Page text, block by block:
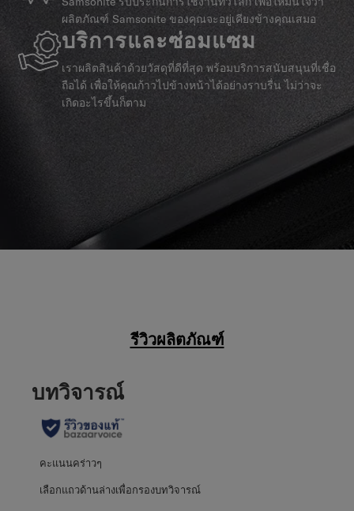
ผลิตภัณฑ์ Samsonite ของคุณจะอยู่เคียงข้างคุณเสมอ
บริการและซ่อมแซม
เราผลิตสินค้าด้วยวัสดุที่ดีที่สุด พร้อมบริการสนับสนุนที่เชื่อ
ถือได้ เพื่อให้คุณก้าวไปข้างหน้าได้อย่างราบรื่น ไม่ว่าจะ
เกิดอะไรขึ้นก็ตาม
รีวิวผลิตภัณฑ์
บทวิจารณ์
คะแนนคร่าวๆ
เลือกแถวด้านล่างเพื่อกรองบทวิจารณ์